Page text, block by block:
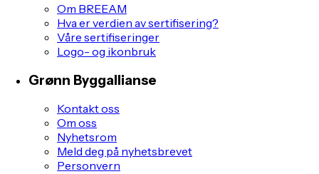
Om BREEAM
Hva er verdien av sertifisering?
Våre sertifiseringer
Logo- og ikonbruk
Grønn Byggallianse
Kontakt oss
Om oss
Nyhetsrom
Meld deg på nyhetsbrevet
Personvern